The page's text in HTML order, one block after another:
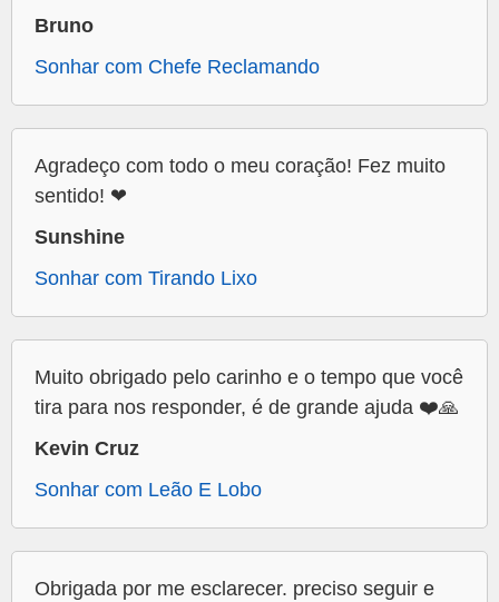
Bruno
Sonhar com Chefe Reclamando
Agradeço com todo o meu coração! Fez muito
sentido! ❤
Sunshine
Sonhar com Tirando Lixo
Muito obrigado pelo carinho e o tempo que você
tira para nos responder, é de grande ajuda ❤️🙏
Kevin Cruz
Sonhar com Leão E Lobo
Obrigada por me esclarecer. preciso seguir e